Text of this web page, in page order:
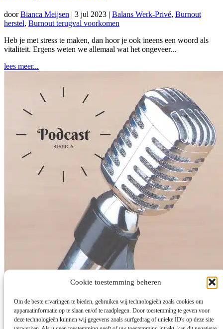
Cookie toestemming beheren
Om de beste ervaringen te bieden, gebruiken wij technologieën zoals cookies om
apparaatinformatie op te slaan en/of te raadplegen. Door toestemming te geven voor
deze technologieën kunnen wij gegevens zoals surfgedrag of unieke ID's op deze site
doorBianca Meijsen | 3 jul 2023 | Balans Werk-Privé, Burnout
herstel, Burnout terugval voorkomen
Heb je met stress te maken, dan hoor je ook ineens een woord als
vitaliteit. Ergens weten we allemaal wat het ongeveer...
lees meer...